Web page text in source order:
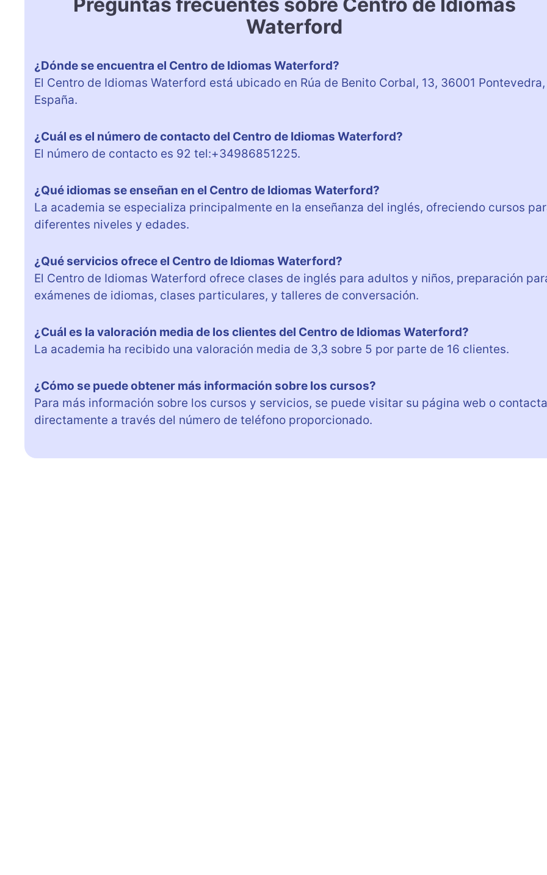
Waterford
¿Dónde se encuentra el Centro de Idiomas Waterford?
El Centro de Idiomas Waterford está ubicado en Rúa de Benito Corbal, 13, 36001 Pontevedra,
España.
¿Cuál es el número de contacto del Centro de Idiomas Waterford?
El número de contacto es 92 tel:+34986851225.
¿Qué idiomas se enseñan en el Centro de Idiomas Waterford?
La academia se especializa principalmente en la enseñanza del inglés, ofreciendo cursos
diferentes niveles y edades.
¿Qué servicios ofrece el Centro de Idiomas Waterford?
El Centro de Idiomas Waterford ofrece clases de inglés para adultos y niños, preparación
exámenes de idiomas, clases particulares, y talleres de conversación.
¿Cuál es la valoración media de los clientes del Centro de Idiomas Waterford?
La academia ha recibido una valoración media de 3,3 sobre 5 por parte de 16 clientes.
¿Cómo se puede obtener más información sobre los cursos?
Para más información sobre los cursos y servicios, se puede visitar su página web o
directamente a través del número de teléfono proporcionado.